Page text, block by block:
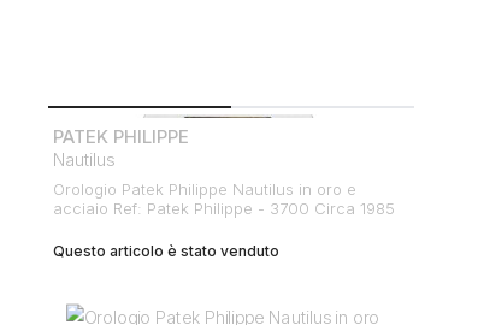
PATEK PHILIPPE
Nautilus
Orologio Patek Philippe Nautilus in oro e
acciaio Ref: Patek Philippe - 3700 Circa 1985
Questo articolo è stato venduto